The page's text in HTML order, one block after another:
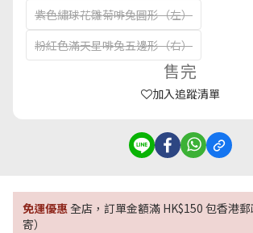
紫色繡球花雛菊啡兔圓形（左）
粉紅色滿天星啡兔五邊形（右）
售完
加入追蹤清單
免運優惠全店，訂單金額滿 HK$150 包香港
寄）